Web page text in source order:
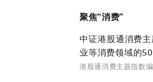
聚焦“消费”
中证港股通消费
业等消费领域的
港股通消费主题指数编